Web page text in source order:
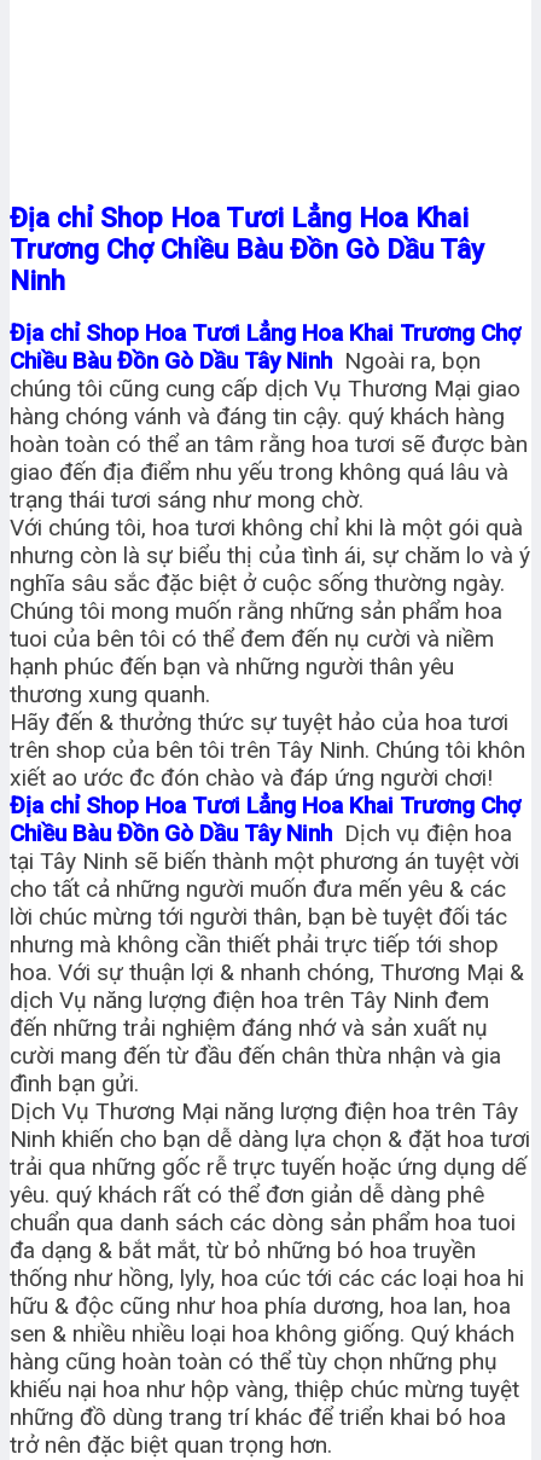
Địa chỉ Shop Hoa Tươi Lẳng Hoa Khai
Trương Chợ Chiều Bàu Đồn Gò Dầu Tây
Ninh
Địa chỉ Shop Hoa Tươi Lẳng Hoa Khai Trương Chợ
Chiều Bàu Đồn Gò Dầu Tây Ninh Ngoài ra, bọn
chúng tôi cũng cung cấp dịch Vụ Thương Mại giao
hàng chóng vánh và đáng tin cậy. quý khách hàng
hoàn toàn có thể an tâm rằng hoa tươi sẽ được bàn
giao đến địa điểm nhu yếu trong không quá lâu và
trạng thái tươi sáng như mong chờ.
Với chúng tôi, hoa tươi không chỉ khi là một gói quà
nhưng còn là sự biểu thị của tình ái, sự chăm lo và ý
nghĩa sâu sắc đặc biệt ở cuộc sống thường ngày.
Chúng tôi mong muốn rằng những sản phẩm hoa
tuoi của bên tôi có thể đem đến nụ cười và niềm
hạnh phúc đến bạn và những người thân yêu
thương xung quanh.
Hãy đến & thưởng thức sự tuyệt hảo của hoa tươi
trên shop của bên tôi trên Tây Ninh. Chúng tôi khôn
xiết ao ước đc đón chào và đáp ứng người chơi!
Địa chỉ Shop Hoa Tươi Lẳng Hoa Khai Trương Chợ
Chiều Bàu Đồn Gò Dầu Tây Ninh Dịch vụ điện hoa
tại Tây Ninh sẽ biến thành một phương án tuyệt vời
cho tất cả những người muốn đưa mến yêu & các
lời chúc mừng tới người thân, bạn bè tuyệt đối tác
nhưng mà không cần thiết phải trực tiếp tới shop
hoa. Với sự thuận lợi & nhanh chóng, Thương Mại &
dịch Vụ năng lượng điện hoa trên Tây Ninh đem
đến những trải nghiệm đáng nhớ và sản xuất nụ
cười mang đến từ đầu đến chân thừa nhận và gia
đình bạn gửi.
Dịch Vụ Thương Mại năng lượng điện hoa trên Tây
Ninh khiến cho bạn dễ dàng lựa chọn & đặt hoa tươi
trải qua những gốc rễ trực tuyến hoặc ứng dụng dế
yêu. quý khách rất có thể đơn giản dễ dàng phê
chuẩn qua danh sách các dòng sản phẩm hoa tuoi
đa dạng & bắt mắt, từ bỏ những bó hoa truyền
thống như hồng, lyly, hoa cúc tới các các loại hoa hi
hữu & độc cũng như hoa phía dương, hoa lan, hoa
sen & nhiều nhiều loại hoa không giống. Quý khách
hàng cũng hoàn toàn có thể tùy chọn những phụ
khiếu nại hoa như hộp vàng, thiệp chúc mừng tuyệt
những đồ dùng trang trí khác để triển khai bó hoa
trở nên đặc biệt quan trọng hơn.